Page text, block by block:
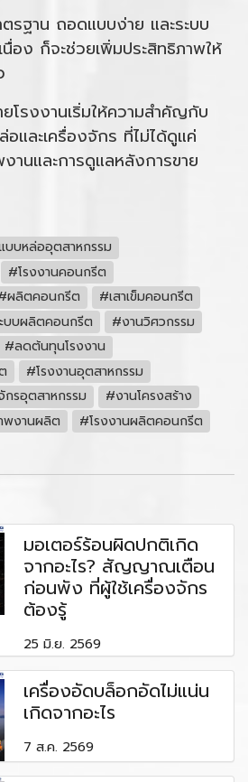
ตรฐาน ถอดแบบง่าย และระบบ
อง ก็จะช่วยเพิ่มประสิทธิภาพให้
โรงงานเริ่มให้ความสำคัญกับ
และเครื่องจักร ที่ไม่ได้ดูแค่
นและการดูแลหลังการขาย
บบหล่ออุตสาหกรรม
#โรงงานคอนกรีต
ผลิตคอนกรีต
#เสาเข็มคอนกรีต
บบผลิตคอนกรีต
#งานวิศวกรรม
#ลดต้นทุนโรงงาน
#โรงงานอุตสาหกรรม
กรอุตสาหกรรม
#งานโครงสร้าง
งานผลิต #โรงงานผลิตคอนกรีต
มอเตอร์ร้อนผิดปกติเกิด
จากอะไร? สัญญาณเตือน
ก่อนพัง ที่ผู้ใช้เครื่องจักร
ต้องรู้
25 มิ.ย. 2569
เครื่องอัดบล็อกอัดไม่แน่น
เกิดจากอะไร
7 ส.ค. 2569